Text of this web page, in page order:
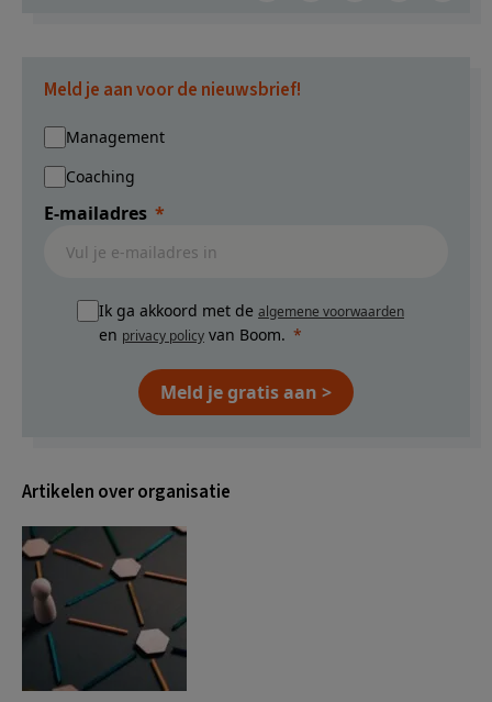
Meld je aan voor de nieuwsbrief!
Management
Coaching
E-mailadres
Ik ga akkoord met de algemene voorwaarden
en privacy policy van Boom.
Meld je gratis aan >
Artikelen over organisatie